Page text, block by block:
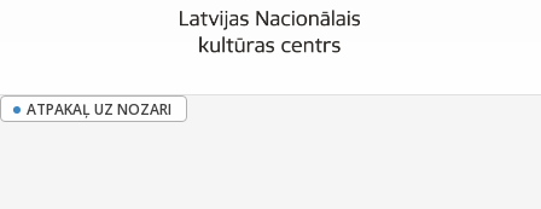
ATPAKAĻ UZ NOZARI